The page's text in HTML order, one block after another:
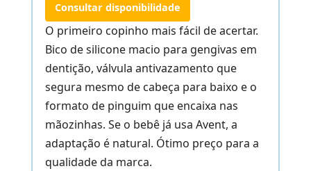
Consultar disponibilidade
O primeiro copinho mais fácil de acertar.
Bico de silicone macio para gengivas em
dentição, válvula antivazamento que
segura mesmo de cabeça para baixo e o
formato de pinguim que encaixa nas
mãozinhas. Se o bebê já usa Avent, a
adaptação é natural. Ótimo preço para a
qualidade da marca.